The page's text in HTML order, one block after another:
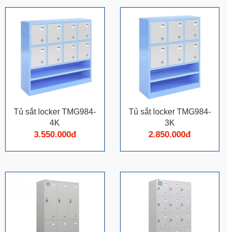
Tủ sắt locker TMG984-
4K
3.550.000đ
Tủ sắt locker TMG984-
3K
2.850.000đ